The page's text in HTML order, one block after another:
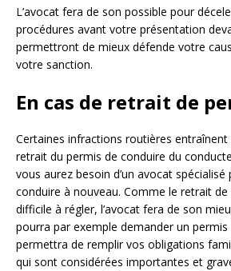
L’avocat fera de son possible pour
procédures avant votre présentation
permettront de mieux défende votre
votre sanction.
En cas de retrait de
Certaines infractions routières
retrait du permis de conduire du
vous aurez besoin d’un avocat
conduire à nouveau. Comme le retrait
difficile à régler, l’avocat fera de son
pourra par exemple demander un permis
permettra de remplir vos obligations
qui sont considérées importantes et